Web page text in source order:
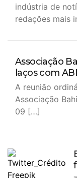
indústria de
redações mais
Associação
laços com
A reunião
Associação
09 […]